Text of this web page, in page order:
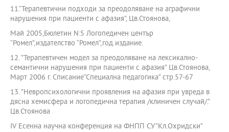
11.“Терапевтични подходи за преодоляване на аграфични
нарушения при пациенти с афазия”, Цв.Стоянова,
Май 2005,Бюлетин N:5 Логопедичен център
“Ромел”,издателство “Ромел”,год.издание.
12. ”Терапевтичен модел за преодоляване на лексикално-
семантични нарушения при пациенти с афазия” Цв.Стоянова,
Март 2006 г. Списание“Специална педагогика” стр.57-67
13. ”Невропсихологични проявления на афазия при увреда в
дясна хемисфера и логопедична терапия /клиничен случай/.”
Цв.Стоянова
IV Есенна научна конференция на ФНПП СУ”Кл.Охридски”